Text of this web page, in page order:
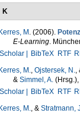
K
Kerres, M . (2006).
E-Learning.
Scholar |
BibTeX RTF
Kerres, M., Ojstersek, N.,
& Simmel, A.(Hrsg.),
Scholar |
BibTeX RTF
Kerres, M., & Stratmann,